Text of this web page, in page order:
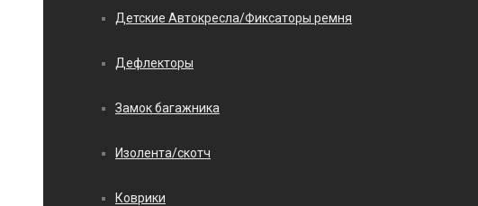
Детские Автокресла/Фиксаторы ремня
Дефлекторы
Замок багажника
Изолента/скотч
Коврики